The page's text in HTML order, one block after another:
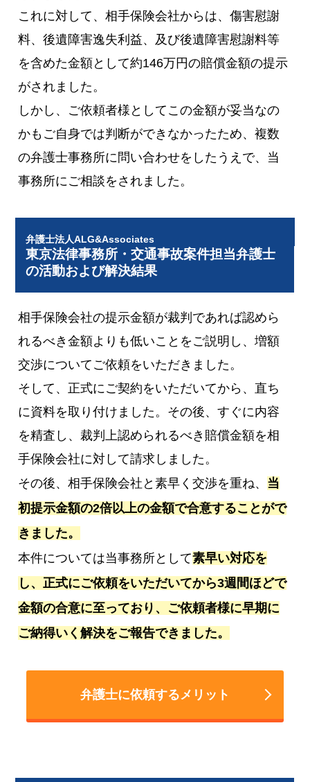
これに対して、相手保険会社からは、傷害慰謝
料、後遺障害逸失利益、及び後遺障害慰謝料等
を含めた金額として約146万円の賠償金額の提示
がされました。
しかし、ご依頼者様としてこの金額が妥当なの
かもご自身では判断ができなかったため、複数
の弁護士事務所に問い合わせをしたうえで、当
事務所にご相談をされました。
弁護士法人ALG&Associates
東京法律事務所・交通事故案件担当弁護士
の活動および解決結果
相手保険会社の提示金額が裁判であれば認めら
れるべき金額よりも低いことをご説明し、増額
交渉についてご依頼をいただきました。
そして、正式にご契約をいただいてから、直ち
に資料を取り付けました。その後、すぐに内容
を精査し、裁判上認められるべき賠償金額を相
手保険会社に対して請求しました。
その後、相手保険会社と素早く交渉を重ね、 当
初提示金額の2倍以上の金額で合意することがで
きました。
本件については当事務所として素早い対応を
し、正式にご依頼をいただいてから3週間ほどで
金額の合意に至っており、ご依頼者様に早期に
ご納得いく解決をご報告できました。
弁護士に依頼するメリット